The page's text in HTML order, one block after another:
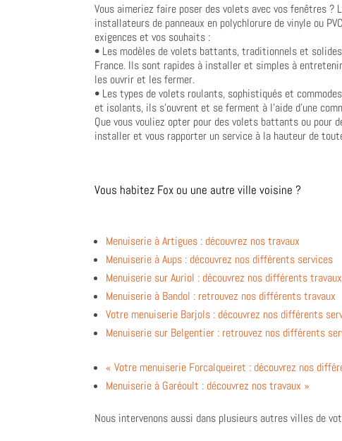
Vous aimeriez faire poser des volets avec vos fenêtres
installateurs de panneaux en polychlorure de vinyle ou
exigences et vos souhaits :
• Les modèles de volets battants, traditionnels et
France. Ils sont rapides à installer et simples à
les ouvrir et les fermer.
• Les types de volets roulants, sophistiqués et
et isolants, ils s’ouvrent et se ferment à l’aide d’une
Que vous vouliez opter pour des volets battants ou pour
installer et vous rapporter un service à la hauteur de
Vous habitez Fox ou une autre ville voisine ?
Menuiserie à Artigues : découvrez nos travaux
Menuiserie à Aups : découvrez nos différents services
Menuiserie sur Auriol : découvrez nos différents travaux
Menuiserie à Bandol : retrouvez nos différents travaux
Votre menuiserie Barjols : découvrez nos différents
Menuiserie sur Belgentier : retrouvez nos différents
« Votre menuiserie Forcalqueiret : découvrez nos
Menuiserie à Garéoult : découvrez nos travaux »
Nous intervenons aussi dans plusieurs autres villes de